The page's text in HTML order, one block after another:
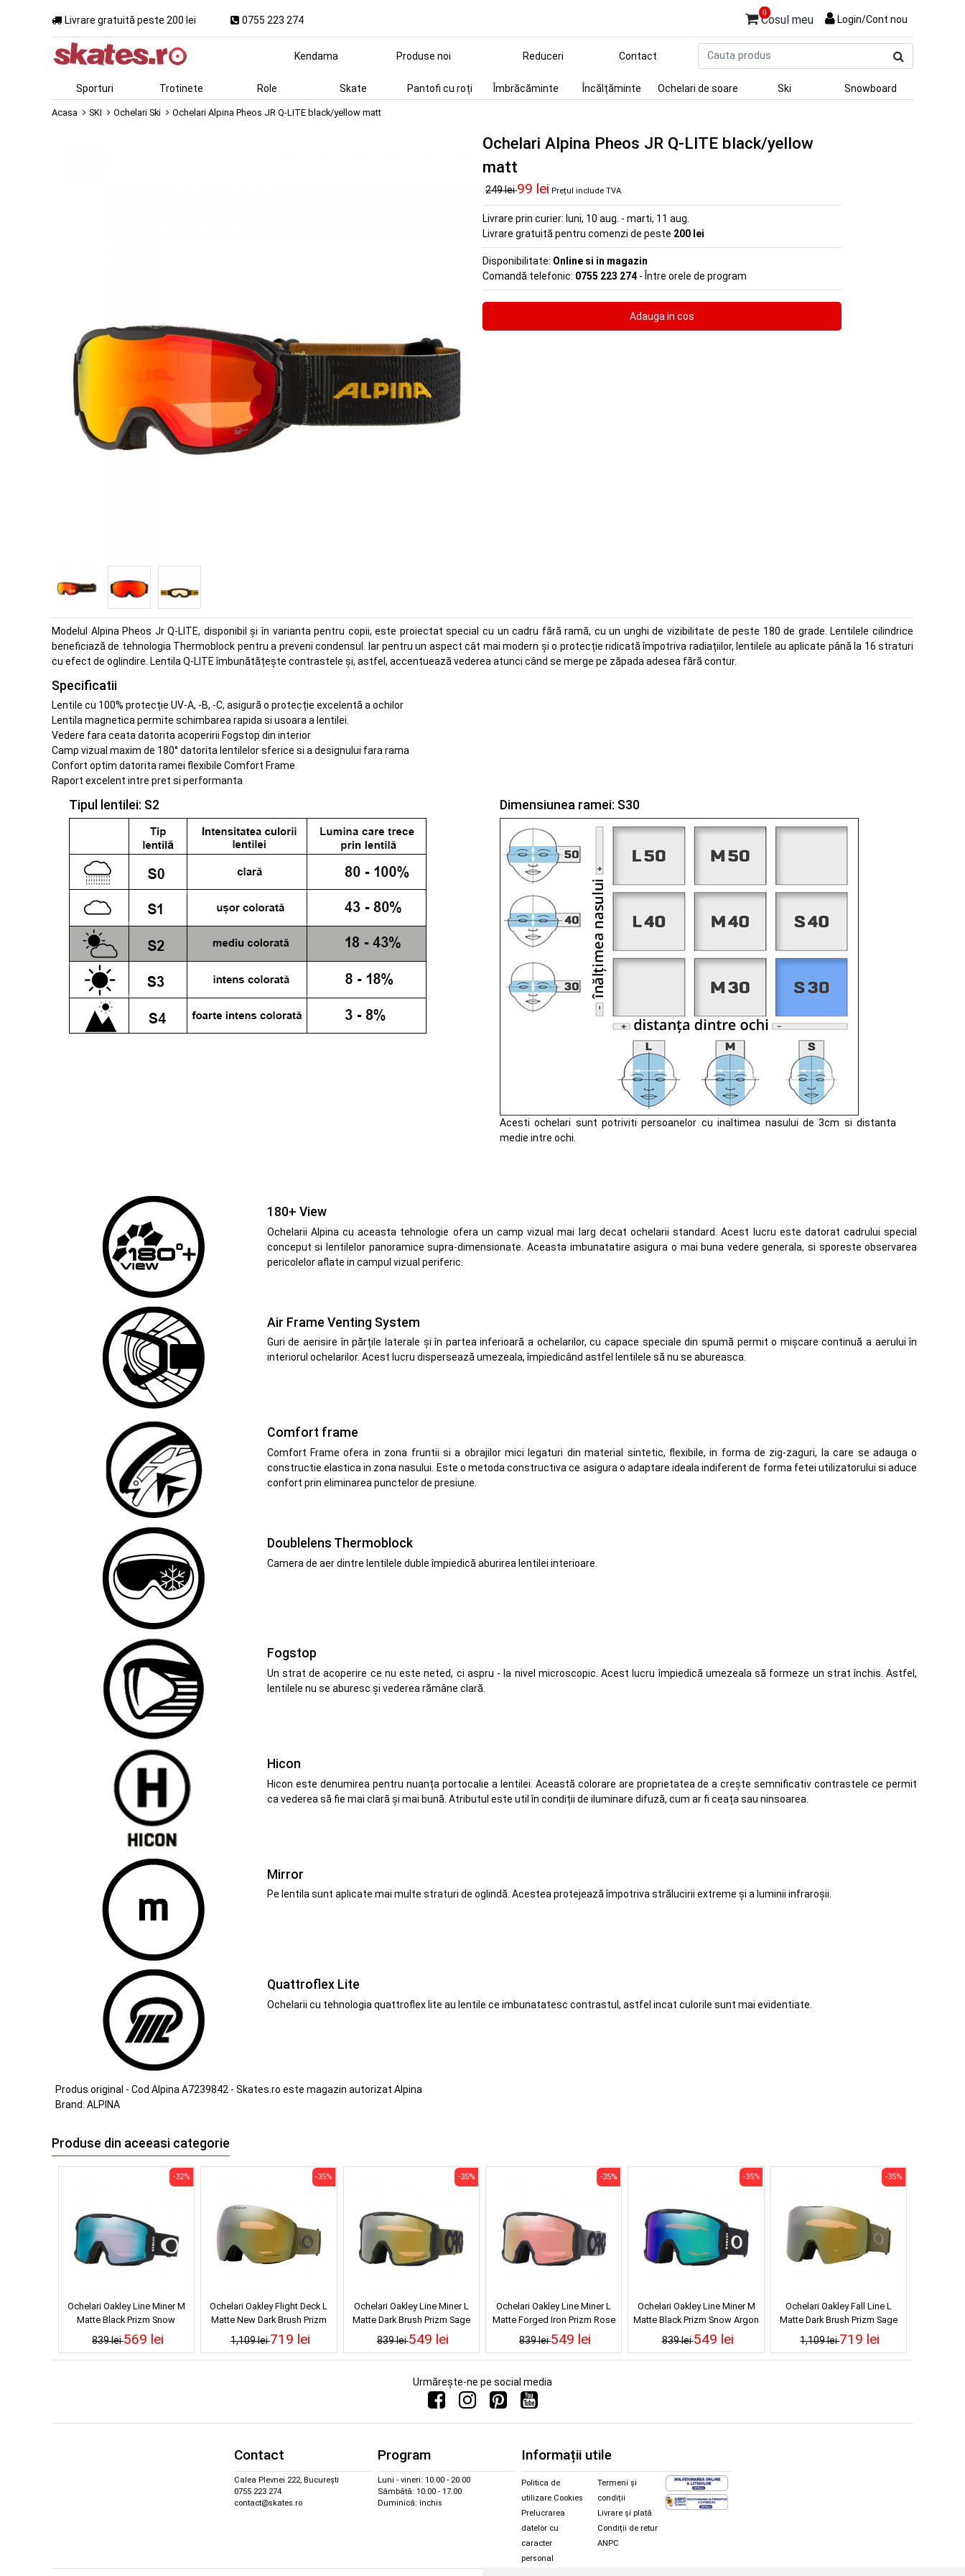
Livrare gratuită peste 200 lei 0755 223 274
0
Cosul meu Login/Cont nou
produs
Kendama Produse noi Reduceri Contact
Sporturi Trotinete Role Skate Pantofi cu roți Îmbrăcăminte Încălțăminte Ochelari de soare Ski Snowboard
Acasa SKI Ochelari Ski Ochelari Alpina Pheos JR Q-LITE black/yellow matt
Ochelari Alpina Pheos JR Q-LITE black/yellow
matt
249 lei99 lei Prețul include TVA
Livrare prin curier: luni, 10 aug. - marti, 11 aug.
Livrare gratuită pentru comenzi de peste 200 lei
Disponibilitate: Online si in magazin
Comandă telefonic: 0755 223 274 - Între orele de program
Modelul Alpina Pheos Jr Q-LITE, disponibil și în varianta pentru copii, este proiectat special cu un cadru fără ramă, cu un unghi de vizibilitate de peste 180 de grade. Lentilele cilindrice
beneficiază de tehnologia Thermoblock pentru a preveni condensul. Iar pentru un aspect cât mai modern și o protecție ridicată împotriva radiațiilor, lentilele au aplicate până la 16 straturi
cu efect de oglindire. Lentila Q-LITE îmbunătățește contrastele și, astfel, accentuează vederea atunci când se merge pe zăpada adesea fără contur.
Specificatii
Lentile cu 100% protecție UV-A, -B, -C, asigură o protecție excelentă a ochilor
Lentila magnetica permite schimbarea rapida si usoara a lentilei.
Vedere fara ceata datorita acoperirii Fogstop din interior
Camp vizual maxim de 180° datorita lentilelor sferice si a designului fara rama
Confort optim datorita ramei flexibile Comfort Frame
Raport excelent intre pret si performanta
Tipul lentilei: S2 Dimensiunea ramei: S30
Acesti ochelari sunt potriviti persoanelor cu inaltimea nasului de 3cm si distanta
medie intre ochi.
180+ View
Ochelarii Alpina cu aceasta tehnologie ofera un camp vizual mai larg decat ochelarii standard. Acest lucru este datorat cadrului special
conceput si lentilelor panoramice supra-dimensionate. Aceasta imbunatatire asigura o mai buna vedere generala, si sporeste observarea
pericolelor aflate in campul vizual periferic.
Air Frame Venting System
Guri de aerisire în părțile laterale și în partea inferioară a ochelarilor, cu capace speciale din spumă permit o mișcare continuă a aerului în
interiorul ochelarilor. Acest lucru dispersează umezeala, împiedicând astfel lentilele să nu se abureasca.
Comfort frame
Comfort Frame ofera in zona fruntii si a obrajilor mici legaturi din material sintetic, flexibile, in forma de zig-zaguri, la care se adauga o
constructie elastica in zona nasului. Este o metoda constructiva ce asigura o adaptare ideala indiferent de forma fetei utilizatorului si aduce
confort prin eliminarea punctelor de presiune.
Doublelens Thermoblock
Camera de aer dintre lentilele duble împiedică aburirea lentilei interioare.
Fogstop
Un strat de acoperire ce nu este neted, ci aspru - la nivel microscopic. Acest lucru împiedică umezeala să formeze un strat închis. Astfel,
lentilele nu se aburesc și vederea rămâne clară.
Hicon
Hicon este denumirea pentru nuanța portocalie a lentilei. Această colorare are proprietatea de a crește semnificativ contrastele ce permit
ca vederea să fie mai clară și mai bună. Atributul este util în condiții de iluminare difuză, cum ar fi ceața sau ninsoarea.
Mirror
Pe lentila sunt aplicate mai multe straturi de oglindă. Acestea protejează împotriva strălucirii extreme și a luminii infraroșii.
Quattroflex Lite
Ochelarii cu tehnologia quattroflex lite au lentile ce imbunatatesc contrastul, astfel incat culorile sunt mai evidentiate.
Produs original - Cod Alpina A7239842 - Skates.ro este magazin autorizat Alpina
Brand: ALPINA
Produse din aceeasi categorie
Ochelari Oakley Line Miner M
Matte Black Prizm Snow
Sapphire Iridium
839 lei
-32%
569 lei
Ochelari Oakley Flight Deck L
Matte New Dark Brush Prizm
Sage Gold Iridium
1,109 lei
-35%
719 lei
Ochelari Oakley Line Miner L
Matte Dark Brush Prizm Sage
Gold Iridium
839 lei
-35%
549 lei
Ochelari Oakley Line Miner L
Matte Forged Iron Prizm Rose
Gold Iridium
839 lei
-35%
549 lei
Ochelari Oakley Line Miner M
Matte Black Prizm Snow Argon
Iridium
839 lei
-35%
549 lei
Ochelari Oakley Fall Line L
Matte Dark Brush Prizm Sage
Gold Iridium
1,109 lei
-35%
719 lei
Urmărește-ne pe social media
Contact
Calea Plevnei 222, București
0755 223 274
contact@skates.ro
Program
Luni - vineri: 10.00 - 20.00
Sâmbătă: 10.00 - 17.00
Duminică: închis
Informații utile
Politica de
utilizare Cookies
Prelucrarea
datelor cu
caracter
personal
Termeni și
condiții
Livrare și plată
Condiții de retur
ANPC